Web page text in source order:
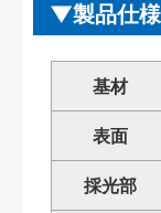
製品仕様
基材
表面
採光部